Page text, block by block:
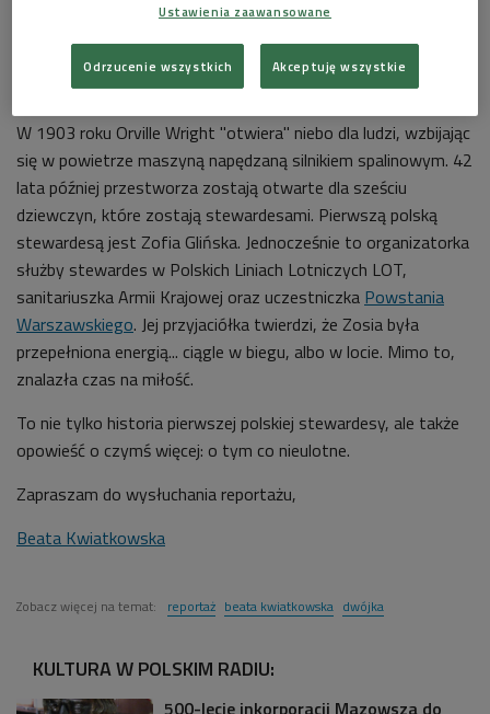
W 1903 roku Orville Wright "otwiera" niebo dla ludzi, wzbijając
się w powietrze maszyną napędzaną silnikiem spalinowym. 42
lata później przestworza zostają otwarte dla sześciu
dziewczyn, które zostają stewardesami. Pierwszą polską
stewardesą jest Zofia Glińska. Jednocześnie to organizatorka
służby stewardes w Polskich Liniach Lotniczych LOT,
sanitariuszka Armii Krajowej oraz uczestniczka Powstania
Warszawskiego. Jej przyjaciółka twierdzi, że Zosia była
przepełniona energią... ciągle w biegu, albo w locie. Mimo to,
znalazła czas na miłość.
To nie tylko historia pierwszej polskiej stewardesy, ale także
opowieść o czymś więcej: o tym co nieulotne.
Zapraszam do wysłuchania reportażu,
Beata Kwiatkowska
Zobacz więcej na temat: reportaż beata kwiatkowska dwójka
KULTURA W POLSKIM RADIU:
500-lecie inkorporacji Mazowsza do
Ustawienia zaawansowane
Odrzucenie wszystkich Akceptuję wszystkie